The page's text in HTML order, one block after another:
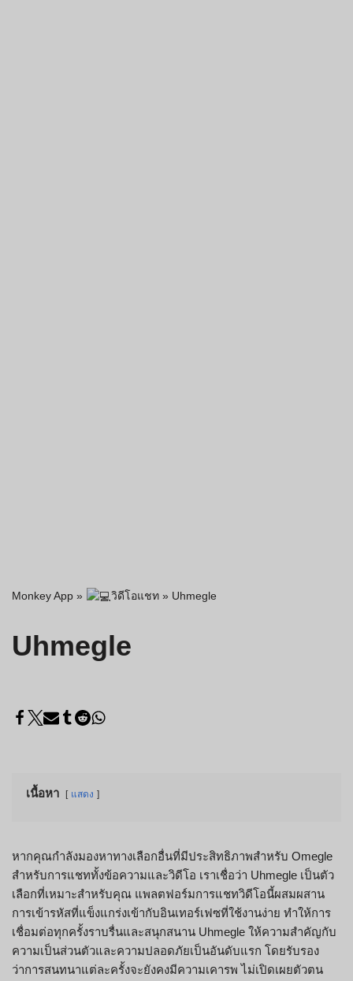
Monkey App » วิดีโอแชท» Uhmegle
Uhmegle
เนื้อหา แสดง
หากคุณกำลังมองหาทางเลือกอื่นที่มีประสิทธิภาพสำหรับ Omegle
สำหรับการแชททั้งข้อความและวิดีโอ เราเชื่อว่า Uhmegle เป็นตัว
เลือกที่เหมาะสำหรับคุณ แพลตฟอร์มการแชทวิดีโอนี้ผสมผสาน
การเข้ารหัสที่แข็งแกร่งเข้ากับอินเทอร์เฟซที่ใช้งานง่าย ทำให้การ
เชื่อมต่อทุกครั้งราบรื่นและสนุกสนาน Uhmegle ให้ความสำคัญกับ
ความเป็นส่วนตัวและความปลอดภัยเป็นอันดับแรก โดยรับรอง
ว่าการสนทนาแต่ละครั้งจะยังคงมีความเคารพ ไม่เปิดเผยตัวตน